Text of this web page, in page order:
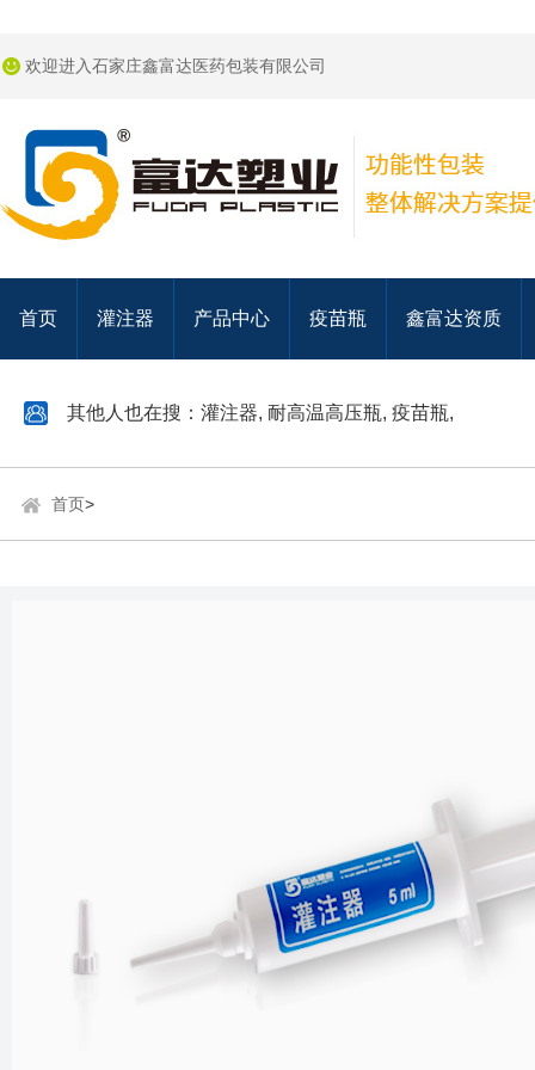
欢迎进入石家庄鑫富达医药包装有限公司
首页 灌注器 产品中心 疫苗瓶 鑫富达资质
其他人也在搜： 灌注器, 耐高温高压瓶, 疫苗瓶,
首页>